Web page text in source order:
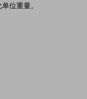
位重量。